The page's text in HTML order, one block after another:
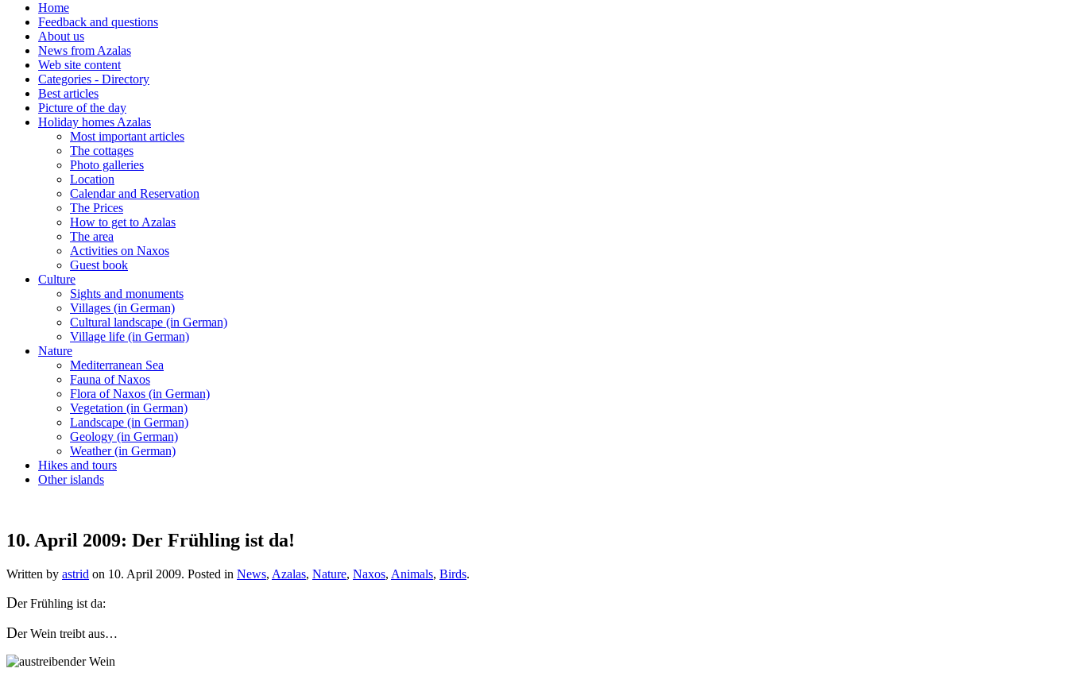
Home
Feedback and questions
About us
News from Azalas
Web site content
Categories - Directory
Best articles
Picture of the day
Holiday homes Azalas
Most important articles
The cottages
Photo galleries
Location
Calendar and Reservation
The Prices
How to get to Azalas
The area
Activities on Naxos
Guest book
Culture
Sights and monuments
Villages (in German)
Cultural landscape (in German)
Village life (in German)
Nature
Mediterranean Sea
Fauna of Naxos
Flora of Naxos (in German)
Vegetation (in German)
Landscape (in German)
Geology (in German)
Weather (in German)
Hikes and tours
Other islands
10. April 2009: Der Frühling ist da!
Written by astrid on 10. April 2009. Posted in News, Azalas, Nature, Naxos, Animals, Birds.
Der Frühling ist da:
Der Wein treibt aus…